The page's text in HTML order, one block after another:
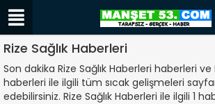
Rize Sağlık Haberleri
Son dakika Rize Sağlık Haberleri haberleri ve
haberleri ile ilgili tüm sıcak gelişmeleri
edebilirsiniz. Rize Sağlık Haberleri ile ilgili 1